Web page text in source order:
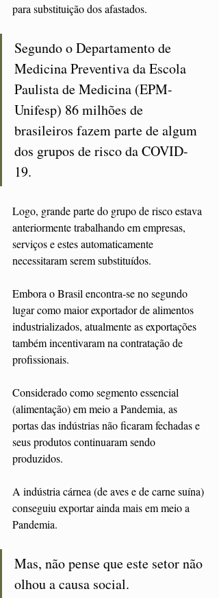
para substituição dos afastados.
Segundo o Departamento de
Medicina Preventiva da Escola
Paulista de Medicina (EPM-
Unifesp) 86 milhões de
brasileiros fazem parte de algum
dos grupos de risco da COVID-
19.
Logo, grande parte do grupo de risco estava
anteriormente trabalhando em empresas,
serviços e estes automaticamente
necessitaram serem substituídos.
Embora o Brasil encontra-se no segundo
lugar como maior exportador de alimentos
industrializados, atualmente as exportações
também incentivaram na contratação de
profissionais.
Considerado como segmento essencial
(alimentação) em meio a Pandemia, as
portas das indústrias não ficaram fechadas e
seus produtos continuaram sendo
produzidos.
A indústria cárnea (de aves e de carne suína)
conseguiu exportar ainda mais em meio a
Pandemia.
Mas, não pense que este setor não
olhou a causa social.